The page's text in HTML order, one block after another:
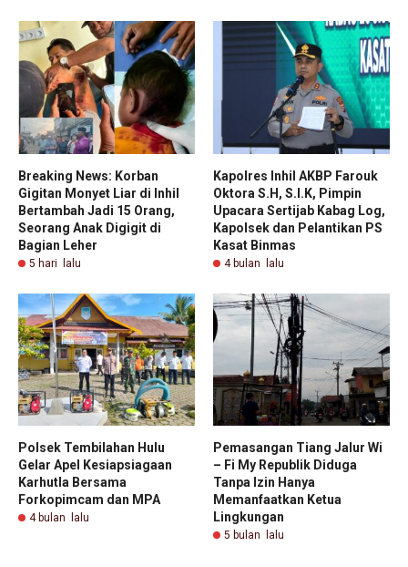
Breaking News: Korban
Gigitan Monyet Liar di Inhil
Bertambah Jadi 15 Orang,
Seorang Anak Digigit di
Bagian Leher
5 hari lalu
Kapolres Inhil AKBP Farouk
Oktora S.H, S.I.K, Pimpin
Upacara Sertijab Kabag Log,
Kapolsek dan Pelantikan PS
Kasat Binmas
4 bulan lalu
Polsek Tembilahan Hulu
Gelar Apel Kesiapsiagaan
Karhutla Bersama
Forkopimcam dan MPA
4 bulan lalu
Pemasangan Tiang Jalur Wi
– Fi My Republik Diduga
Tanpa Izin Hanya
Memanfaatkan Ketua
Lingkungan
5 bulan lalu